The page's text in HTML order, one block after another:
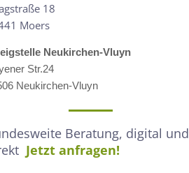
18
Moers
Neukirchen-Vluyn
Str.24
Neukirchen-Vluyn
Beratung, digital und
Jetzt anfragen!